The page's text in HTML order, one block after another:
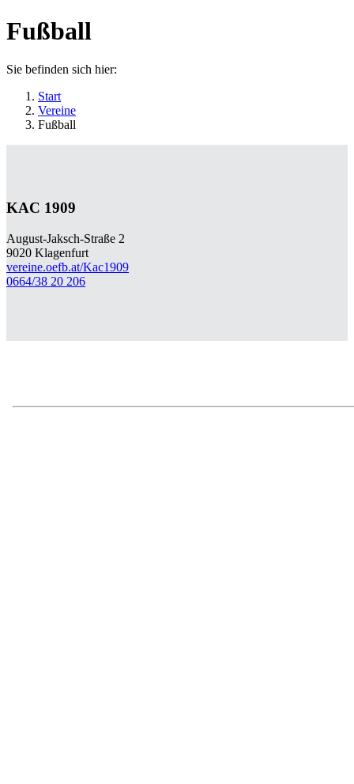
Fußball
Sie befinden sich hier:
Start
Vereine
Fußball
KAC 1909
August-Jaksch-Straße 2
9020 Klagenfurt
vereine.oefb.at/Kac1909
0664/38 20 206